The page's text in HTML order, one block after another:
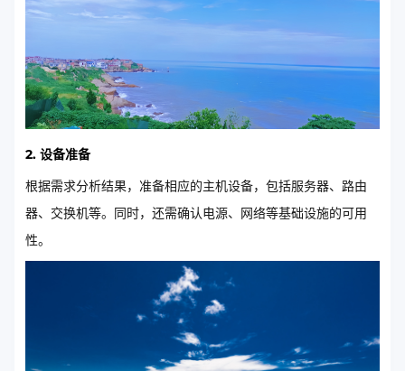
2. 设备准备
根据需求分析结果，准备相应的主机设备，包括服务器、路由
器、交换机等。同时，还需确认电源、网络等基础设施的可用
性。